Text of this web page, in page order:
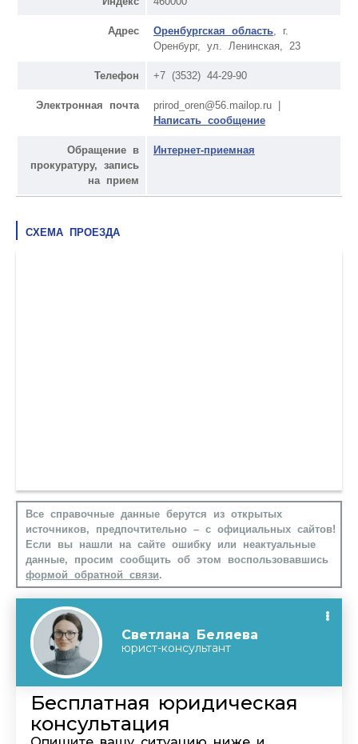
Адрес Оренбургская область , г.
Оренбург, ул. Ленинская, 23
Телефон +7 (3532) 44-29-90
Электронная почта
prirod_oren@56.mailop.ru |
Написать сообщение
Обращение в
прокуратуру, запись
на прием
Интернет-приемная
СХЕМА ПРОЕЗДА
Все справочные данные берутся из открытых
источников, предпочтительно – с официальных сайтов!
Если вы нашли на сайте ошибку или неактуальные
данные, просим сообщить об этом воспользовавшись
формой обратной связи.